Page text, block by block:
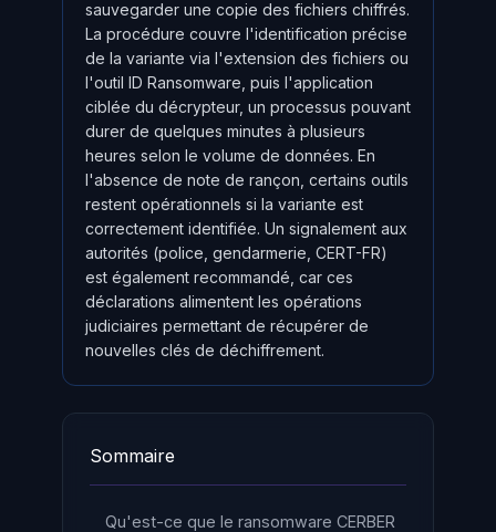
sauvegarder une copie des fichiers chiffrés.
La procédure couvre l'identification précise
de la variante via l'extension des fichiers ou
l'outil ID Ransomware, puis l'application
ciblée du décrypteur, un processus pouvant
durer de quelques minutes à plusieurs
heures selon le volume de données. En
l'absence de note de rançon, certains outils
restent opérationnels si la variante est
correctement identifiée. Un signalement aux
autorités (police, gendarmerie, CERT-FR)
est également recommandé, car ces
déclarations alimentent les opérations
judiciaires permettant de récupérer de
nouvelles clés de déchiffrement.
Sommaire
Qu'est-ce que le ransomware CERBER